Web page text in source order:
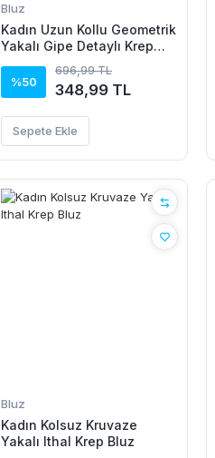
Bluz
Kadın Uzun Kollu Geometrik
Yakalı Gipe Detaylı Krep
%50
696,99 TL
348,99 TL
Sepete Ekle
Bluz
Kadın Kolsuz Kruvaze
Yakalı Ithal Krep Bluz